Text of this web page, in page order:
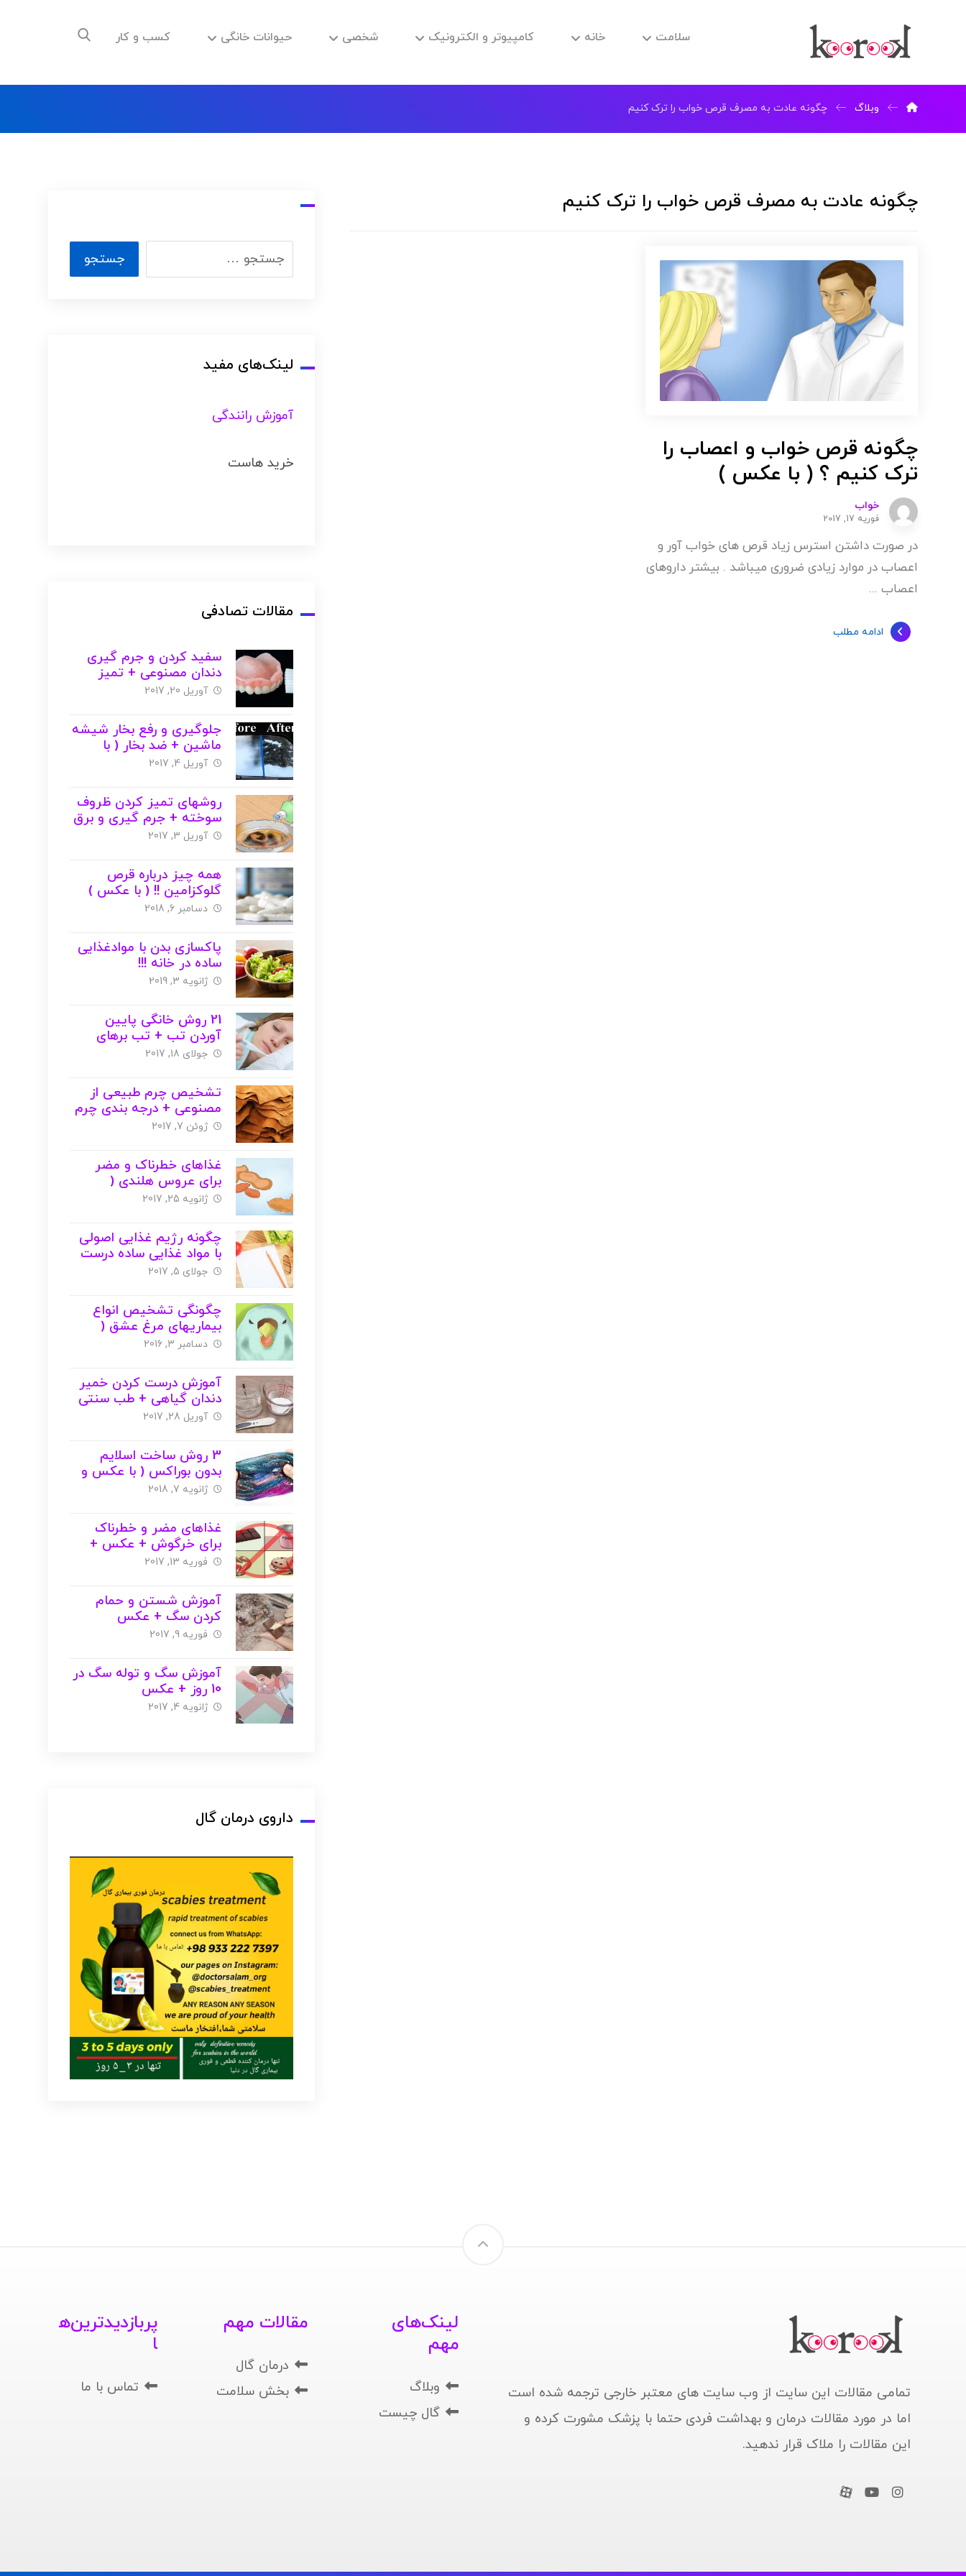
سلامت خانه کامپیوتر و الکترونیک شخصی حیوانات خانگی کسب و کار
وبلاگ چگونه عادت به مصرف قرص خواب را ترک کنیم
چگونه عادت به مصرف قرص خواب را ترک کنیم
چگونه قرص خواب و اعصاب را
ترک کنیم ؟ ( با عکس )
خواب
فوریه 17, 2017
در صورت داشتن استرس زیاد قرص های خواب آور و
اعصاب در موارد زیادی ضروری میباشد . بیشتر داروهای
اعصاب ...
ادامه مطلب
لینک‌های مفید
آموزش رانندگی
خرید هاست
مقالات تصادفی
سفید کردن و جرم گیری
دندان مصنوعی + تمیز
کردن اصولی ( با عکس )
آوریل 20, 2017
جلوگیری و رفع بخار شیشه
ماشین + ضد بخار ( با
عکس )
آوریل 4, 2017
روشهای تمیز کردن ظروف
سوخته + جرم گیری و برق
انداختن ( با عکس )
آوریل 3, 2017
همه چیز درباره قرص
گلوکزامین !! ( با عکس )
دسامبر 6, 2018
پاکسازی بدن با موادغذایی
ساده در خانه !!!
ژانویه 3, 2019
21 روش خانگی پایین
آوردن تب + تب برهای
گیاهی ( با عکس )
جولای 18, 2017
تشخیص چرم طبیعی از
مصنوعی + درجه بندی چرم
( با عکس )
ژوئن 7, 2017
غذاهای خطرناک و مضر
برای عروس هلندی (
کاکتیل ) + عکس
ژانویه 25, 2017
چگونه رژیم غذایی اصولی
با مواد غذایی ساده درست
کنیم؟( با عکس )
جولای 5, 2017
چگونگی تشخیص انواع
بیماریهای مرغ عشق (
پاراکیت )
دسامبر 3, 2016
آموزش درست کردن خمیر
دندان گیاهی + طب سنتی
( با عکس )
آوریل 28, 2017
3 روش ساخت اسلایم
بدون بوراکس ( با عکس و
ویدیو )
ژانویه 7, 2018
غذاهای مضر و خطرناک
برای خرگوش + عکس +
ویدیو
فوریه 13, 2017
آموزش شستن و حمام
کردن سگ + عکس
فوریه 9, 2017
آموزش سگ و توله سگ در
10 روز + عکس
ژانویه 4, 2017
داروی درمان گال
تمامی مقالات این سایت از وب سایت های معتبر خارجی ترجمه شده است
اما در مورد مقالات درمان و بهداشت فردی حتما با پزشک مشورت کرده و
این مقالات را ملاک قرار ندهید.
لینک‌های
مهم
وبلاگ
گال چیست
مقالات مهم
درمان گال
بخش سلامت
پربازدیدترین‌ه
ا
تماس با ما